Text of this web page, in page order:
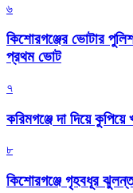
৬
কিশোরগঞ্জের ভোটার
প্রথম ভোট
৭
করিমগঞ্জে দা দিয়ে
৮
কিশোরগঞ্জে গৃহবধূর